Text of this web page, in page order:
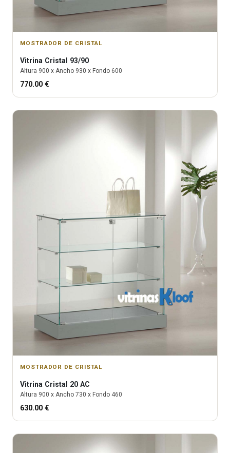
MOSTRADOR DE CRISTAL
Vitrina Cristal 93/90
Altura 900 x Ancho 930 x Fondo 600
770.00 €
MOSTRADOR DE CRISTAL
Vitrina Cristal 20 AC
Altura 900 x Ancho 730 x Fondo 460
630.00 €